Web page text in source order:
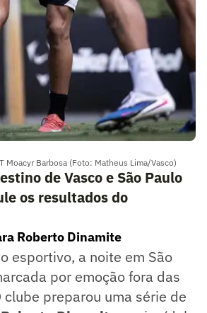
Moacyr Barbosa (Foto: Matheus Lima/Vasco)
de Vasco e São Paulo
os resultados do
Roberto Dinamite
esportivo, a noite em São
por emoção fora das
clube preparou uma série de